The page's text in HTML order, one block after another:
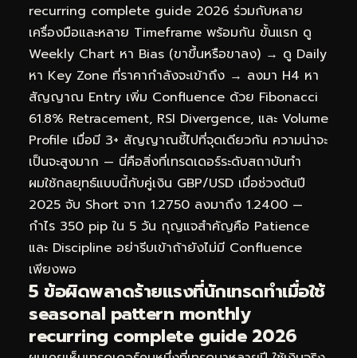
recurring complete guide 2026 ร่วมกับหลาย
เครื่องมือและหลาย Timeframe พร้อมกัน ขั้นแรก ดู
Weekly Chart หา Bias (ขาขึ้นหรือขาลง) → ดู Daily
หา Key Zone ที่ราคากำลังจะเข้าถึง → ลงมา H4 หา
สัญญาณ Entry เพิ่ม Confluence ด้วย Fibonacci
61.8% Retracement, RSI Divergence, และ Volume
Profile เมื่อมี 3+ สัญญาณชี้ไปที่จุดเดียวกัน ความน่าจะ
เป็นจะสูงมาก — นี่คือสิ่งที่เทรดเดอร์ระดับสถาบันทำ
ผมใช้กลยุทธ์แบบนี้กับคู่เงิน GBP/USD เมื่อช่วงต้นปี
2025 จับ Short จาก 1.2750 ลงมาถึง 1.2400 —
กำไร 350 pip ใน 5 วัน กุญแจสำคัญคือ Patience
และ Discipline อย่ารีบเข้าถ้ายังไม่มี Confluence
เพียงพอ
5 ข้อผิดพลาดร้ายแรงที่นักเทรดทำเมื่อใช้
seasonal pattern monthly
recurring complete guide 2026